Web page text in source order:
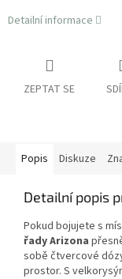
Detailní informace
ZEPTAT SE
Popis Diskuze
Detailní popis
Pokud bojujete s
řady Arizona
sobě čtvercové
prostor. S